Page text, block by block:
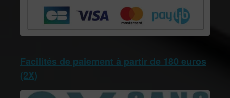
Facilités de paiement à partir de 180 euros
(2X)